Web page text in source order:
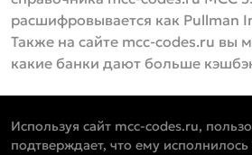
расшифровывается как Pullman
Также на сайте mcc-codes.ru вы
какие банки дают больше
Используя сайт mcc-codes.ru,
подтверждает, что ему исполнилось